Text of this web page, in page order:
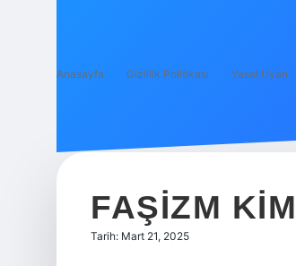
Anasayfa Gizlilik Politikası Yasal Uyarı
FAŞIZM
Tarih: Mart 21, 2025